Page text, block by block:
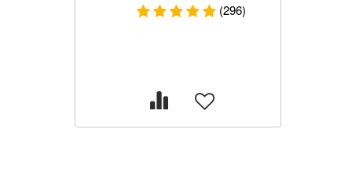
(296)